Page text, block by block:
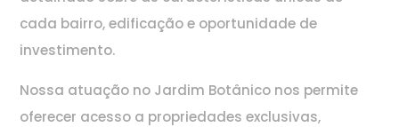
cada bairro, edificação e oportunidade de
investimento.
Nossa atuação no Jardim Botânico nos permite
oferecer acesso a propriedades exclusivas,